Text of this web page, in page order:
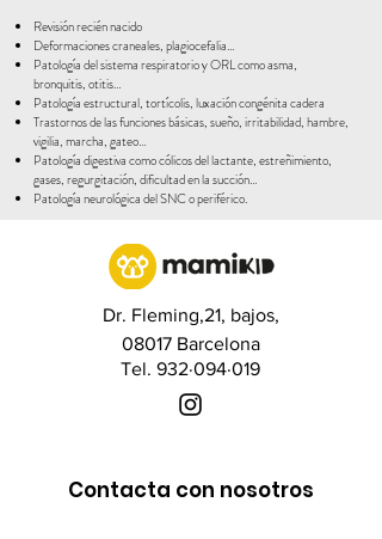
Revisión recién nacido
Deformaciones craneales, plagiocefalia…
Patología del sistema respiratorio y ORL como asma,
bronquitis, otitis…
Patología estructural, tortícolis, luxación congénita cadera
Trastornos de las funciones básicas, sueño, irritabilidad, hambre,
vigilia, marcha, gateo…
Patología digestiva como cólicos del lactante, estreñimiento,
gases, regurgitación, dificultad en la succión…
Patología neurológica del SNC o periférico.
Dr. Fleming,21, bajos,
08017 Barcelona
Tel. 932·094·019
Contacta con nosotros